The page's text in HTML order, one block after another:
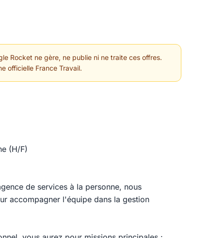
Rocket ne gère, ne publie ni ne traite ces offres.
officielle France Travail.
(H/F)
de services à la personne, nous
accompagner l'équipe dans la gestion